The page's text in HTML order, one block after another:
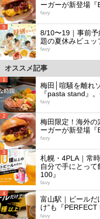
ーガーが新登場『
favy
5
8/10〜19｜事前
題の夏休みビュッ
favy
オススメ記事
1
梅田│喧騒を離れ
『pasta stand』
favy
2
梅田限定！海外の
ーガーが新登場『
favy
3
札幌・4PLA｜常
自分で手にとっ
100』
favy
4
富山駅｜ビールだ
け”も『PERFECT
favy